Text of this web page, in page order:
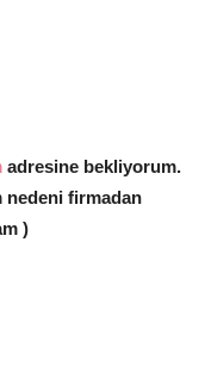
adresine bekliyorum.
nedeni firmadan
)